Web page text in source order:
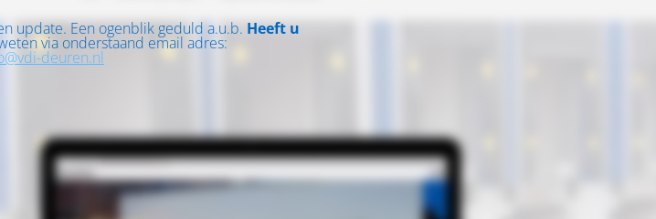
update. Een ogenblik geduld a.u.b. Heeft u
via onderstaand email adres:
deuren.nl